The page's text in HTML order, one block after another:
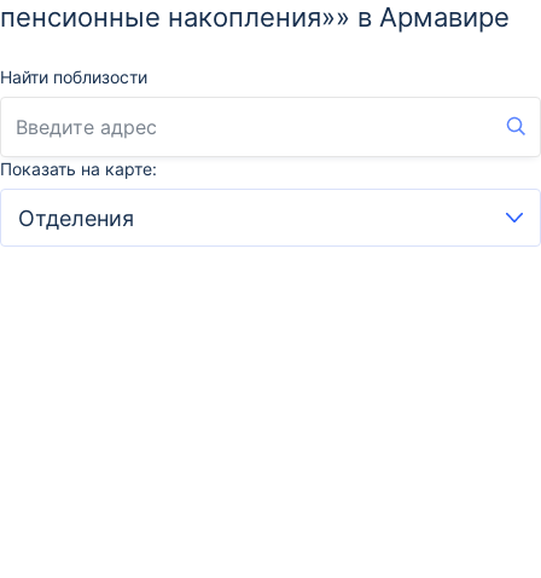
пенсионные накопления»» в Армавире
Найти поблизости
Показать на карте: